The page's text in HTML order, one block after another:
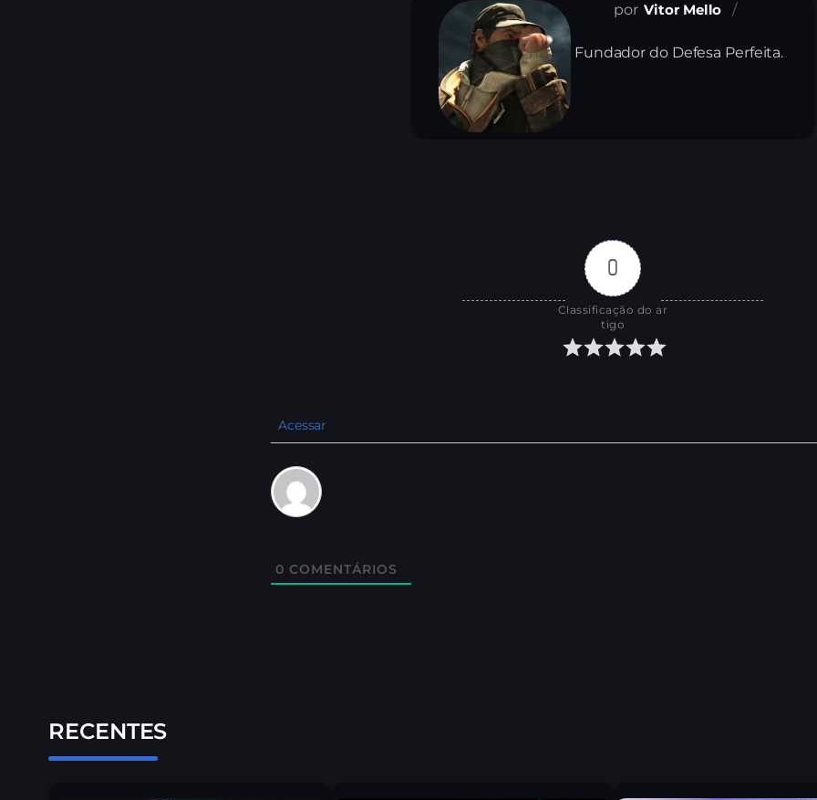
Vitor Mello
Fundador do Defesa Perfeita.
0
Classificação do ar
tigo
Acessar
0 COMENTÁRIOS
RECENTES